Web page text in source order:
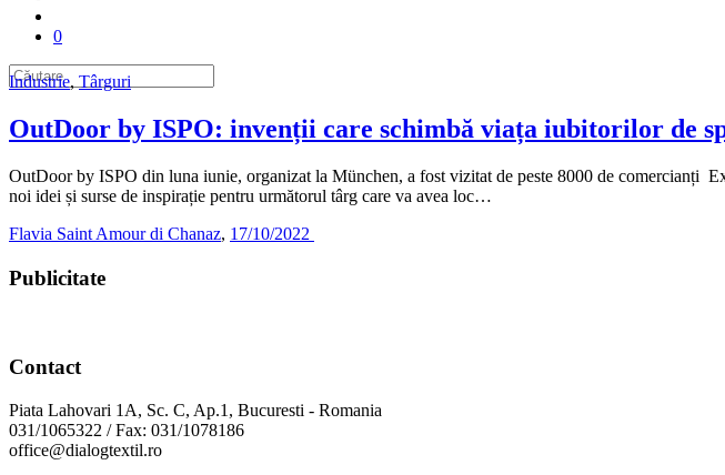
0
Industrie, Târguri
OutDoor by ISPO: invenții care schimbă viața iubitorilor de
OutDoor by ISPO din luna iunie, organizat la München, a fost vizitat de peste 8000 de comercianți
noi idei și surse de inspirație pentru următorul târg care va avea loc…
Flavia Saint Amour di Chanaz, 17/10/2022
Publicitate
Contact
Piata Lahovari 1A, Sc. C, Ap.1, Bucuresti - Romania
031/1065322 / Fax: 031/1078186
office@dialogtextil.ro